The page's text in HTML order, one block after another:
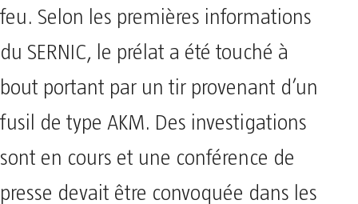
feu. Selon les premières informations
du SERNIC, le prélat a été touché à
bout portant par un tir provenant d’un
fusil de type AKM. Des investigations
sont en cours et une conférence de
presse devait être convoquée dans les